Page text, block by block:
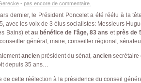
- pas encore de commentaire.
dernier, le Président Poncelet a été réélu à la
avec les voix de 3 élus socialistes: Messieurs
Bains) etau bénéfice de l’âge, 83 ans etprès de
général, maire, conseiller régional,
ancien président du sénat, ancien secrétaire
depuis 35 ans…
de cette réélection à la présidence du conseil